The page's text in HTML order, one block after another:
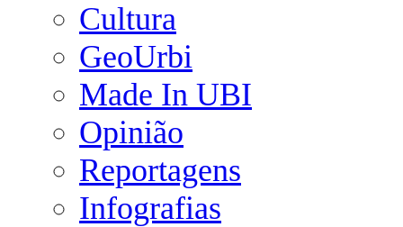
Cultura
GeoUrbi
Made In UBI
Opinião
Reportagens
Infografias